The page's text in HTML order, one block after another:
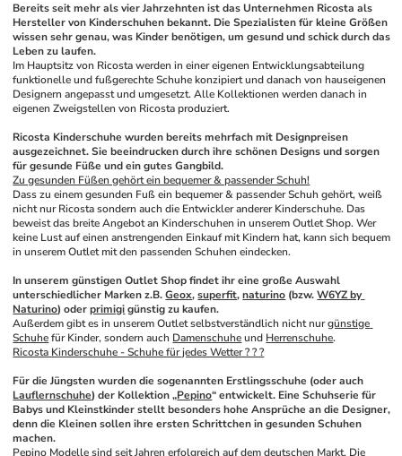
Bereits seit mehr als vier Jahrzehnten ist das Unternehmen Ricosta als
Hersteller von Kinderschuhen bekannt. Die Spezialisten für kleine Größen
wissen sehr genau, was Kinder benötigen, um gesund und schick durch das
Leben zu laufen.
Im Hauptsitz von Ricosta werden in einer eigenen Entwicklungsabteilung
funktionelle und fußgerechte Schuhe konzipiert und danach von hauseigenen
Designern angepasst und umgesetzt. Alle Kollektionen werden danach in
eigenen Zweigstellen von Ricosta produziert.
Ricosta Kinderschuhe wurden bereits mehrfach mit Designpreisen
ausgezeichnet. Sie beeindrucken durch ihre schönen Designs und sorgen
für gesunde Füße und ein gutes Gangbild.
Zu gesunden Füßen gehört ein bequemer & passender Schuh!
Dass zu einem gesunden Fuß ein bequemer & passender Schuh gehört, weiß
nicht nur Ricosta sondern auch die Entwickler anderer Kinderschuhe. Das
beweist das breite Angebot an Kinderschuhen in unserem Outlet Shop. Wer
keine Lust auf einen anstrengenden Einkauf mit Kindern hat, kann sich bequem
in unserem Outlet mit den passenden Schuhen eindecken.
In unserem günstigen Outlet Shop findet ihr eine große Auswahl
unterschiedlicher Marken z.B. Geox, superfit, naturino (bzw. W6YZ by
Naturino) oder primigi günstig zu kaufen.
Außerdem gibt es in unserem Outlet selbstverständlich nicht nur günstige
Schuhe für Kinder, sondern auch Damenschuhe und Herrenschuhe.
Ricosta Kinderschuhe - Schuhe für jedes Wetter ? ? ?
Lauflernschuhe) der Kollektion „Pepino“ entwickelt. Eine Schuhserie für
Babys und Kleinstkinder stellt besonders hohe Ansprüche an die Designer,
denn die Kleinen sollen ihre ersten Schrittchen in gesunden Schuhen
machen.
Pepino Modelle sind seit Jahren erfolgreich auf dem deutschen Markt. Die